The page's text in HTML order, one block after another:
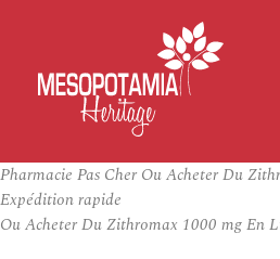
Pharmacie Pas Cher Ou Acheter Du
Expédition rapide
Ou Acheter Du Zithromax 1000 mg En